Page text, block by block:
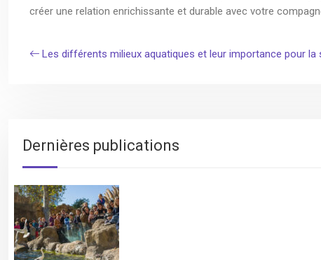
créer une relation enrichissante et durable avec votre
Les différents milieux aquatiques et leur importance pour la
Dernières publications